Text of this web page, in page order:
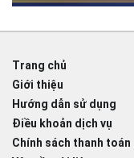
Trang chủ
Giới thiệu
Hướng dẫn sử dụng
Điều khoản dịch vụ
Chính sách thanh toán